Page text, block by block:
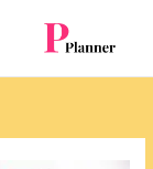
المحتوى